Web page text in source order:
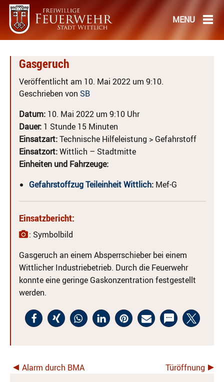
Gasgeruch
Veröffentlicht am 10. Mai 2022 um 9:10.
Geschrieben von SB
Datum: 10. Mai 2022 um 9:10 Uhr
Dauer: 1 Stunde 15 Minuten
Einsatzart:Technische Hilfeleistung > Gefahrstoff
Einsatzort:Wittlich – Stadtmitte
Einheiten und Fahrzeuge:
Gefahrstoffzug Teileinheit Wittlich: Mef-G
Einsatzbericht:
: Symbolbild
Gasgeruch an einem Absperrschieber bei einem
Wittlicher Industriebetrieb. Durch die Feuerwehr
konnte eine geringe Gaskonzentration festgestellt
werden.
Alarm durch BMA Türöffnung